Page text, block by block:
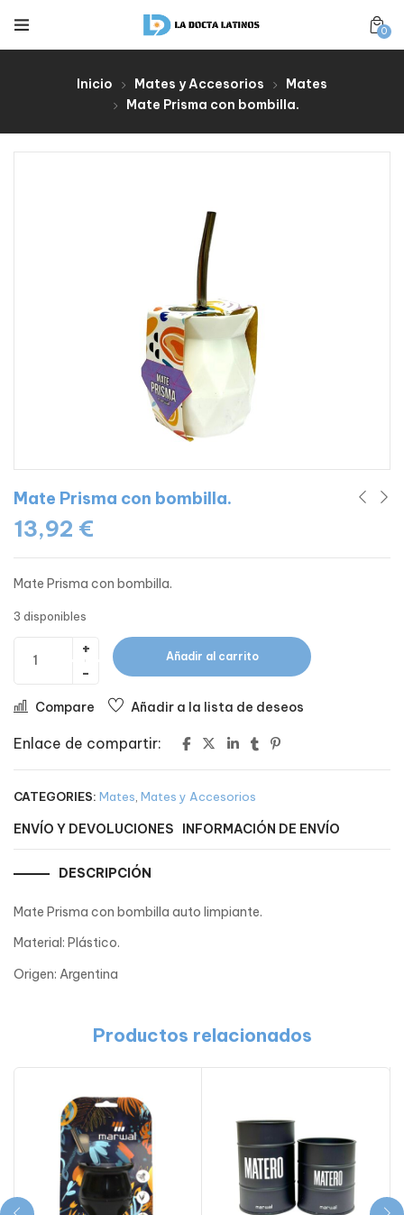
0
Inicio Mates y Accesorios
Mates
Mate Prisma con bombilla.
Mate Prisma con bombilla.
13,92 €
Mate Prisma con bombilla.
3 disponibles
Añadir al carrito
Compare Añadir a la lista de deseos
Enlace de compartir:
CATEGORIES: Mates Mates y Accesorios
ENVÍO Y DEVOLUCIONES INFORMACIÓN DE ENVÍO
DESCRIPCIÓN
Mate Prisma con bombilla auto limpiante.
Material: Plástico.
Origen: Argentina
Productos relacionados